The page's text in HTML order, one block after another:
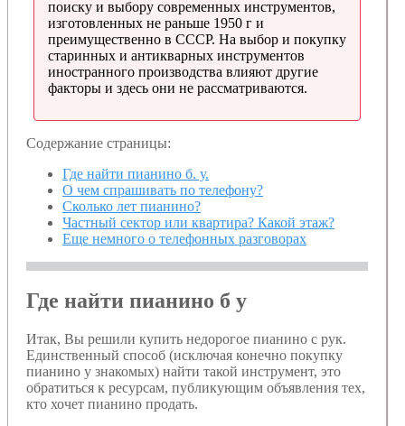
поиску и выбору современных инструментов,
изготовленных не раньше 1950 г и
преимущественно в СССР. На выбор и покупку
старинных и антикварных инструментов
иностранного производства влияют другие
факторы и здесь они не рассматриваются.
Содержание страницы:
Где найти пианино б. у.
О чем спрашивать по телефону?
Сколько лет пианино?
Частный сектор или квартира? Какой этаж?
Еще немного о телефонных разговорах
Где найти пианино б у
Итак, Вы решили купить недорогое пианино с рук.
Единственный способ (исключая конечно покупку
пианино у знакомых) найти такой инструмент, это
обратиться к ресурсам, публикующим объявления тех,
кто хочет пианино продать.